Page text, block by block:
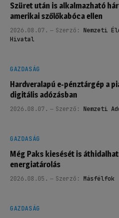
Szüret után is alkalmazható
amerikai szőlőkabóca ellen
2026.08.07. Szerző: Nemzeti
Hivatal
GAZDASÁG
Hardveralapú e-pénztárgép a
digitális adózásban
2026.08.07. Szerző: Nemzeti
GAZDASÁG
Még Paks kiesését is
energiatárolás
2026.08.05. Szerző: Másfélfok
GAZDASÁG